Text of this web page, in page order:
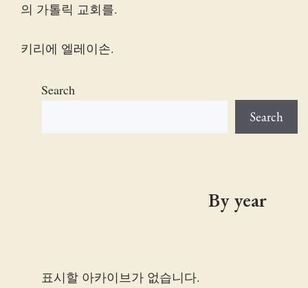
의 가톨릭 교회를.
키리에 엘레이손.
Search
Search
By year
표시할 아카이브가 없습니다.